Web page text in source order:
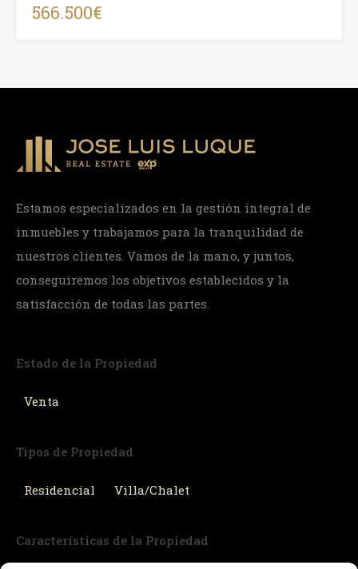
566.500€
Estamos especializados en la gestión integral de
inmuebles y trabajamos para la tranquilidad de
nuestros clientes. Vamos de la mano, y juntos,
conseguiremos los objetivos establecidos y la
satisfacción de todas las partes.
Estado de la Propiedad
Venta
Tipos de Propiedad
Residencial Villa/Chalet
Características de la Propiedad